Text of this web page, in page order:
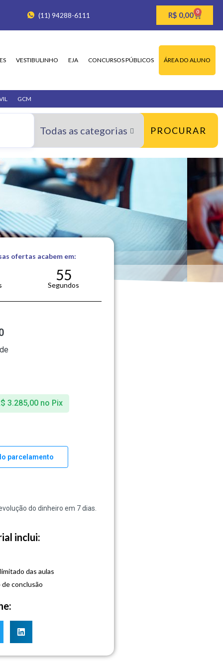
(11) 94288-6111 R$ 0,00 0
VESTIBULINHO EJA CONCURSOS PÚBLICOS ÁREA DO ALUNO
GCM
PROCURAR
ofertas acabem em:
54
Segundos
3.285,00 no Pix
parcelamento
do dinheiro em 7 dias.
inclui:
das aulas
conclusão